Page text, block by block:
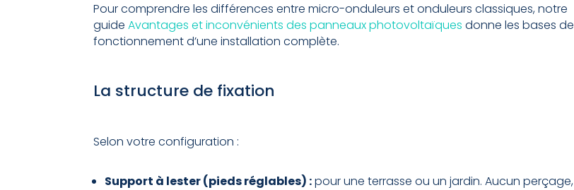
Pour comprendre les différences entre micro-onduleurs et onduleurs classiques, notre
guideAvantages et inconvénients des panneaux photovoltaïques donne les bases de
fonctionnement d’une installation complète.
La structure de fixation
Selon votre configuration :
Support à lester (pieds réglables) :pour une terrasse ou un jardin. Aucun perçage,